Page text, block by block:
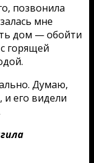
позвонила
мне
дом — обойти
горящей
Думаю,
и его видели